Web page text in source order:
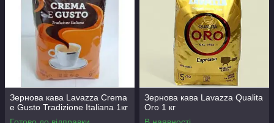
Зернова кава Lavazza Crema
e Gusto Tradizione Italiana 1кг
Зернова кава Lavazza Qualitа
Oro 1 кг